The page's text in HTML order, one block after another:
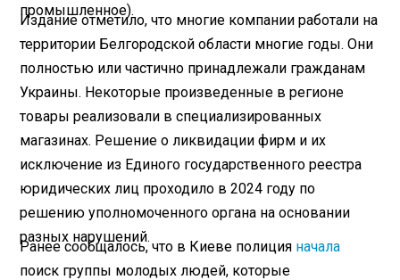
промышленное).
Издание отметило, что многие компании работали на
территории Белгородской области многие годы. Они
полностью или частично принадлежали гражданам
Украины. Некоторые произведенные в регионе
товары реализовали в специализированных
магазинах. Решение о ликвидации фирм и их
исключение из Единого государственного реестра
юридических лиц проходило в 2024 году по
решению уполномоченного органа на основании
разных нарушений.
Ранее сообщалось, что в Киеве полиция начала
поиск группы молодых людей, которые